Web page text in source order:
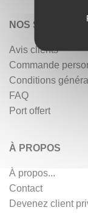
NOS SERVICES
Avis clients
Commande
Conditions
FAQ
Port offert
À PROPOS
À propos...
Contact
Devenez client